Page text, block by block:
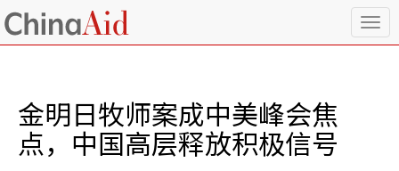
T
o
金明日牧师案成中美峰会焦
点，中国高层释放积极信号